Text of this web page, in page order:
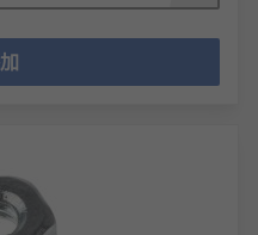
）同时实现压力分散
，能够承受较大压
橡胶、塑料、复合